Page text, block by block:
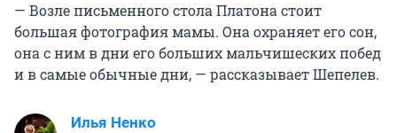
— Возле письменного стола Платона стоит
большая фотография мамы. Она охраняет его сон,
она с ним в дни его больших мальчишеских побед
и в самые обычные дни, — рассказывает Шепелев.
Илья Ненко